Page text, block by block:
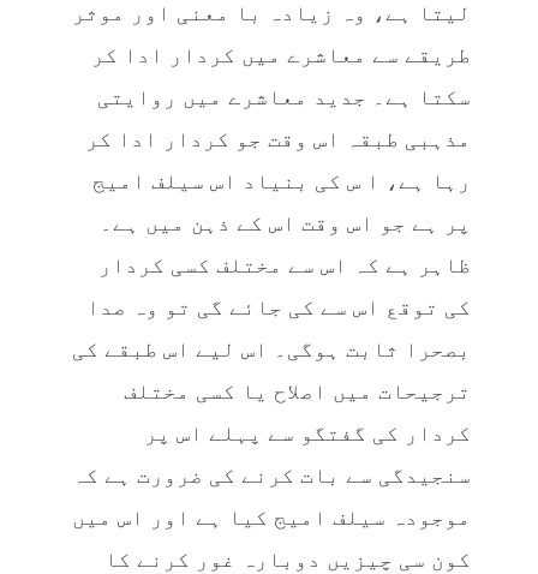
لیتا ہے، وہ زیادہ با معنی اور موثر
طریقے سے معاشرے میں کردار ادا کر
سکتا ہے۔ جدید معاشرے میں روایتی
مذہبی طبقہ اس وقت جو کردار ادا کر
رہا ہے، ا س کی بنیاد اس سیلف امیج
پر ہے جو اس وقت اس کے ذہن میں ہے۔
ظاہر ہے کہ اس سے مختلف کسی کردار
کی توقع اس سے کی جائے گی تو وہ صدا
بصحرا ثابت ہوگی۔ اس لیے اس طبقے کی
ترجیحات میں اصلاح یا کسی مختلف
کردار کی گفتگو سے پہلے اس پر
سنجیدگی سے بات کرنے کی ضرورت ہے کہ
موجودہ سیلف امیج کیا ہے اور اس میں
کون سی چیزیں دوبارہ غور کرنے کا